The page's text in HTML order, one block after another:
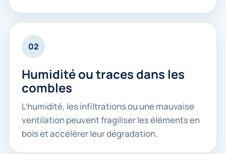
02
Humidité ou traces dans les
combles
L’humidité, les infiltrations ou une mauvaise
ventilation peuvent fragiliser les éléments en
bois et accélérer leur dégradation.